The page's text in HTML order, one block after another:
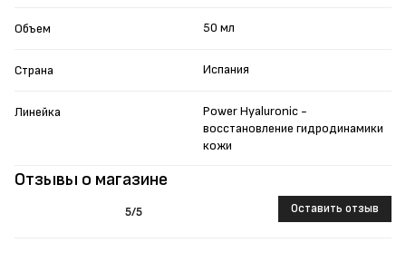
Отзывы о магазине
5/5 Оставить отзыв
Объем 50 мл
Страна Испания
Линейка
Power Hyaluronic -
восстановление гидродинамики
кожи